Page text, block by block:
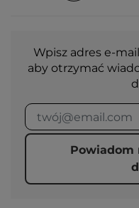
Wpisz adres e-
aby otrzymać
Powiadom